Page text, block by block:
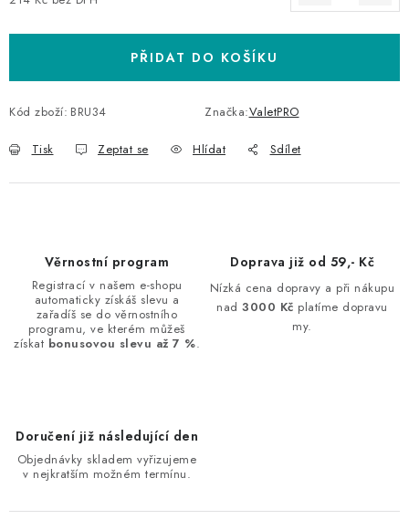
PŘIDAT DO KOŠÍKU
Kód zboží: BRU34 Značka:ValetPRO
Tisk Zeptat se Hlídat Sdílet
Věrnostní program
Registrací v našem e-shopu
automaticky získáš slevu a
zařadíš se do věrnostního
programu, ve kterém můžeš
získat bonusovou slevu až 7 %.
Doprava již od 59,- Kč
Nízká cena dopravy a při nákupu
nad3000 Kč platíme dopravu
my.
Doručení již následující den
Objednávky skladem vyřizujeme
v nejkratším možném termínu.